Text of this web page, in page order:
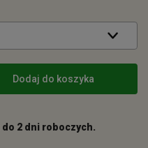
Dodaj do koszyka
do 2 dni roboczych.